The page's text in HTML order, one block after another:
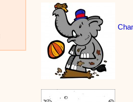
Vidéos Stéphyprod
Dessins
productions de
parents !!! De la
stéphyprod.